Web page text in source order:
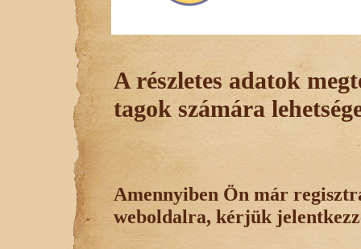
A részletes adatok
tagok számára
Amennyiben Ön már
weboldalra, kérjük